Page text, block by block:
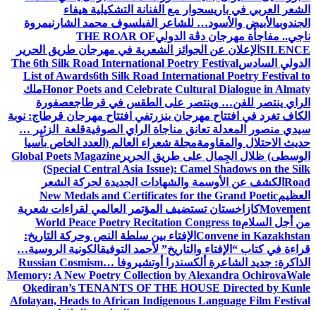
الشعر العربي في باريسحوار مع الفنانة التشكيلية هيفاء
الجندوبيالأبيض والأسود… للشاعر الفيلسوف محمد الشارنيمروة
ناجي.. مفاجأة مهرجان دڨة الدوليTHE ROAR OF
SILENCE الإعلان عن الجوائز الشعرية في مهرجان طريق الحرير
الدولي السادسThe 6th Silk Road International Poetry Festival
List of Awards6th Silk Road International Poetry Festival to
Honor Poets and Celebrate Cultural Dialogue in Almatyملك
الراي ينتصر للفن… وينتصر على الطقس في قرطاجعصفورة
الكاف تغرد في افتتاح مهرجان بنزرتفي افتتاح مهرجان قرطاج: نوبة
سيدي منصور المعدلة تعانق مناجاة الراي الصوفيةقلعة الزئير …
حديث الاحتلال والمقاومةمجلة شعراء العالم (العدد الخاص بآسيا
الوسطى) ظلال الجِمال على طريق الحرير Global Poets Magazine
(Special Central Asia Issue): Camel Shadows on the Silk
Road الكشف عن الأوسمة والشهادات الجديدة لحركة الشعر
العظيمNew Medals and Certificates for the Grand Poetic
Movementكازاخستان تستضيف المؤتمر العالمي لقراءات شعرية
من أجل السلامWorld Peace Poetry Recitation Congress to
Convene in Kazakhstan الإفتاء بين سلطة النص وحركة التاريخ:
قراءة في كتاب “الإفتاء والتاريخ” لأحمد التوفيقالكونية الروسية…
الذاكرة: جديد الشاعرة ألكسندرا أوتشيروفا Russian Cosmism…
Memory: A New Poetry Collection by Alexandra OchirovaWale
Okediran’s TENANTS OF THE HOUSE Directed by Kunle
Afolayan, Heads to African Indigenous Language Film Festival